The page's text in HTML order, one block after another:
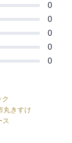
0
0
0
0
0
丸きすけ
ス